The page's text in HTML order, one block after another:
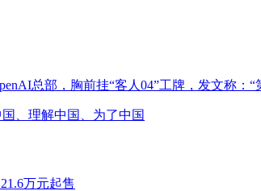
总部，胸前挂“客人04”工牌，发文称：
、理解中国、为了中国
万元起售